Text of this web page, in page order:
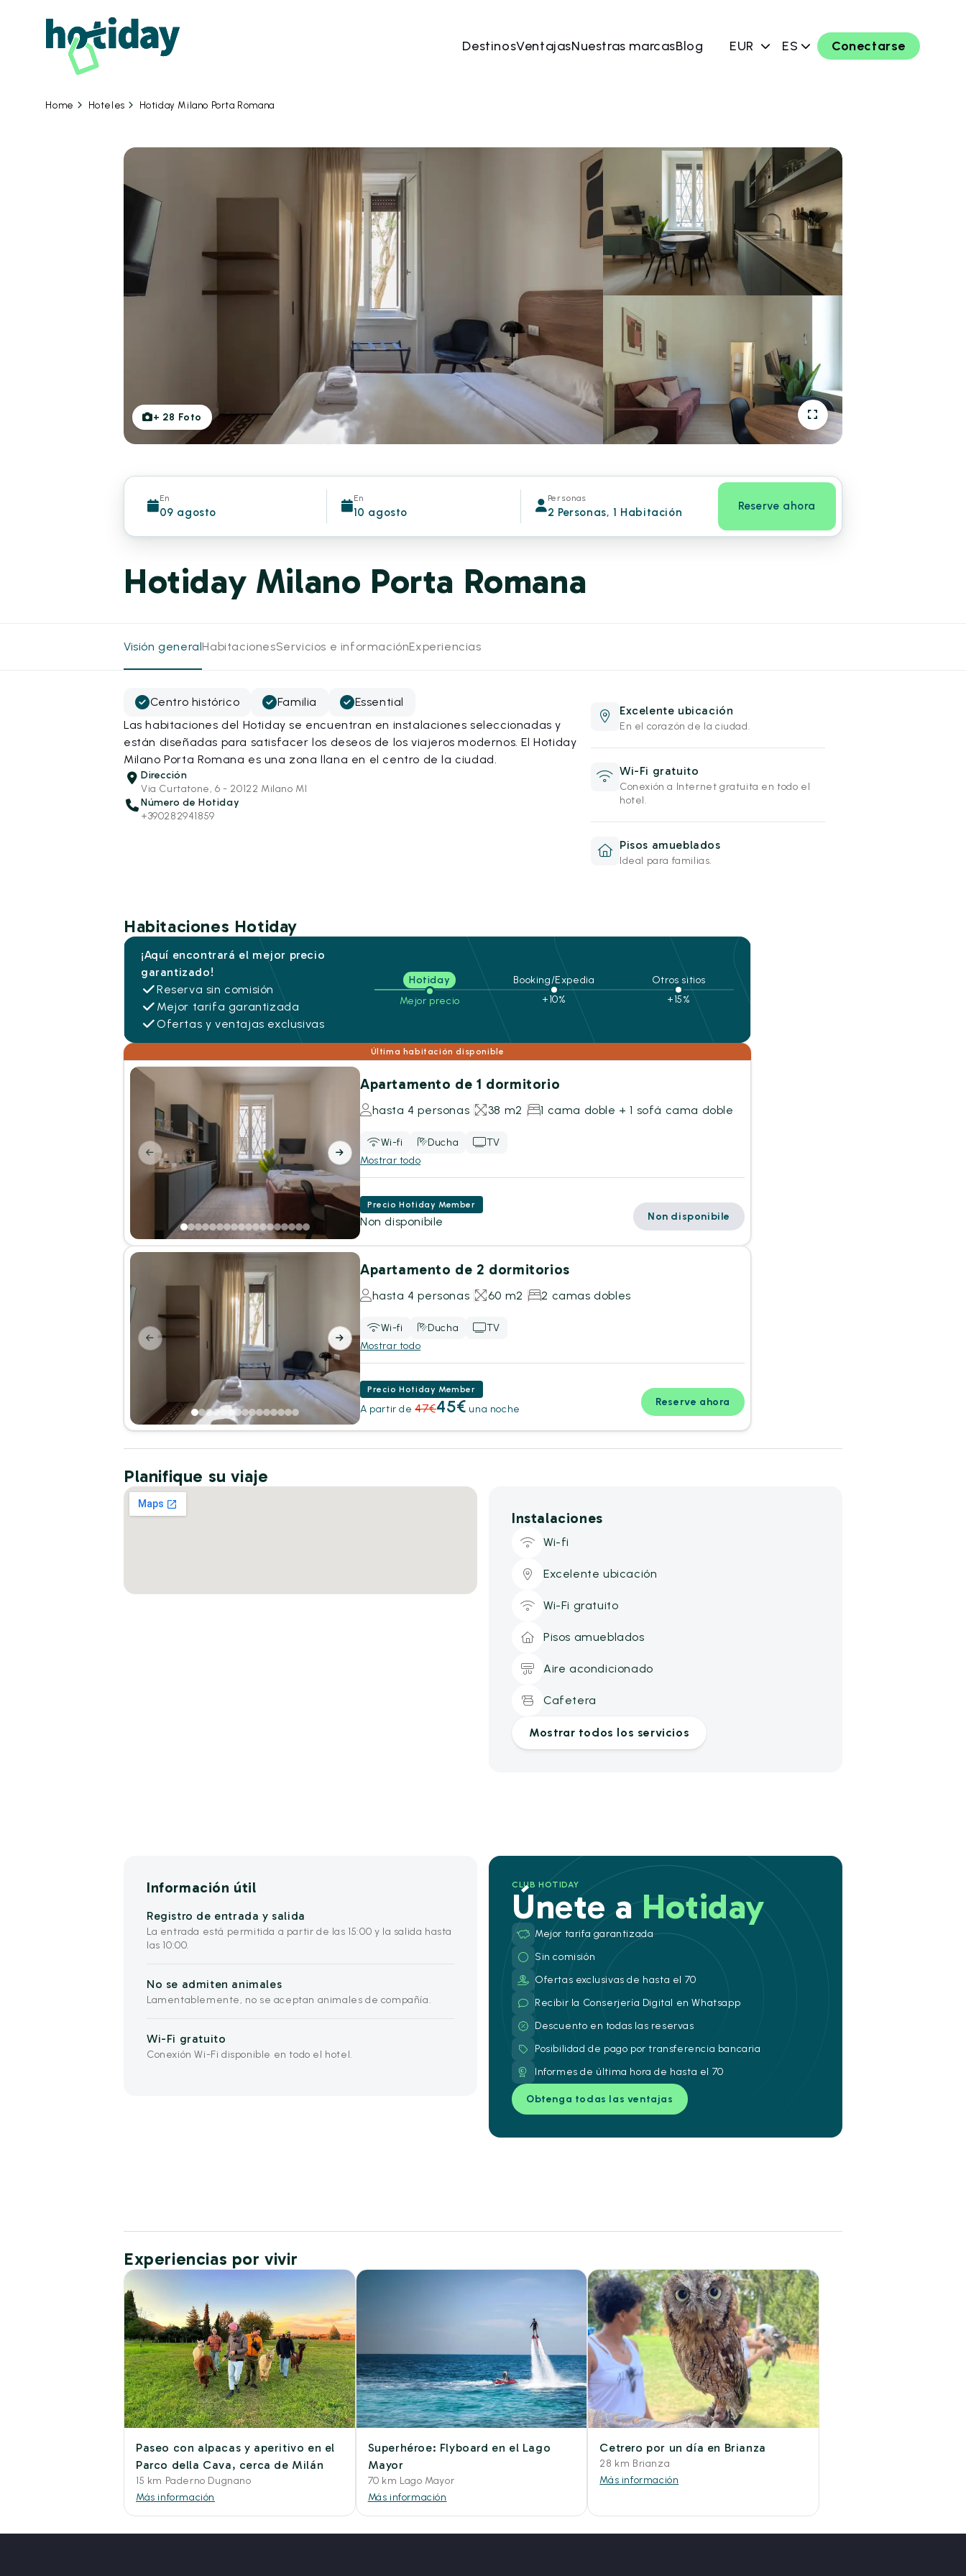
DestinosVentajasNuestras marcasBlog EUR ES Conectarse
Home Hoteles Hotiday Milano Porta Romana
+ 28 Foto
En
09 agosto
En
10 agosto
Personas
2 Personas, 1 Habitación Reserve ahora
Hotiday Milano Porta Romana
Visión generalHabitacionesServicios e informaciónExperiencias
Centro histórico Familia
Essential
Las habitaciones del Hotiday se encuentran en instalaciones seleccionadas y
están diseñadas para satisfacer los deseos de los viajeros modernos. El Hotiday
Milano Porta Romana es una zona llana en el centro de la ciudad.
Dirección
Via Curtatone, 6 - 20122 Milano MI
Número de Hotiday
+390282941859
Excelente ubicación
En el corazón de la ciudad.
Wi-Fi gratuito
Conexión a Internet gratuita en todo el
hotel.
Pisos amueblados
Ideal para familias.
Habitaciones Hotiday
¡Aquí encontrará el mejor precio
garantizado!
Reserva sin comisión
Mejor tarifa garantizada
Ofertas y ventajas exclusivas
Hotiday
Mejor precio
Booking/Expedia
+10%
Otros sitios
+15%
Última habitación disponible
Apartamento de 1 dormitorio
hasta 4 personas 38 m2 1 cama doble + 1 sofá cama doble
Wi-fi Ducha
TV
Mostrar todo
Precio Hotiday Member
Non disponibile Non disponibile
Apartamento de 2 dormitorios
hasta 4 personas 60 m2 2 camas dobles
Wi-fi Ducha
TV
Mostrar todo
Precio Hotiday Member
A partir de 47€45€ una noche
Reserve ahora
Planifique su viaje
Instalaciones
Wi-fi
Excelente ubicación
Wi-Fi gratuito
Pisos amueblados
Aire acondicionado
Cafetera
Mostrar todos los servicios
Información útil
Registro de entrada y salida
La entrada está permitida a partir de las 15:00 y la salida hasta
las 10:00.
No se admiten animales
Lamentablemente, no se aceptan animales de compañía.
Wi-Fi gratuito
Conexión Wi-Fi disponible en todo el hotel.
CLUB HOTIDAY
Únete aHotiday
Mejor tarifa garantizada
Sin comisión
Ofertas exclusivas de hasta el 70
Recibir la Conserjería Digital en Whatsapp
Descuento en todas las reservas
Posibilidad de pago por transferencia bancaria
Informes de última hora de hasta el 70
Obtenga todas las ventajas
Experiencias por vivir
Paseo con alpacas y aperitivo en el
Parco della Cava, cerca de Milán
15 km Paderno Dugnano
Más información
Superhéroe: Flyboard en el Lago
Mayor
70 km Lago Mayor
Más información
Cetrero por un día en Brianza
28 km Brianza
Más información